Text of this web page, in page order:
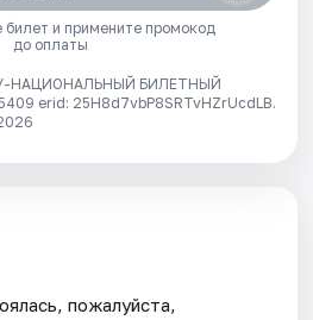
билет и примените промокод
до оплаты
НАЦИОНАЛЬНЫЙ БИЛЕТНЫЙ
erid: 25H8d7vbP8SRTvHZrUcdLB.
пожалуйста,